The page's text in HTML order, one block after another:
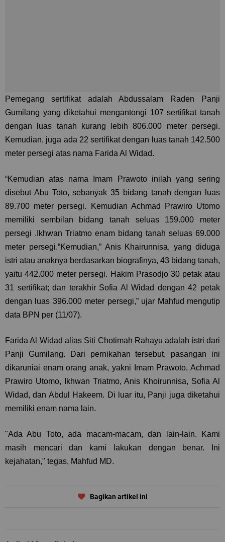
Pemegang sertifikat adalah Abdussalam Raden Panji
Gumilang yang diketahui mengantongi 107 sertifikat tanah
dengan luas tanah kurang lebih 806.000 meter persegi.
Kemudian, juga ada 22 sertifikat dengan luas tanah 142.500
meter persegi atas nama Farida Al Widad.
“Kemudian atas nama Imam Prawoto inilah yang sering
disebut Abu Toto, sebanyak 35 bidang tanah dengan luas
89.700 meter persegi. Kemudian Achmad Prawiro Utomo
memiliki sembilan bidang tanah seluas 159.000 meter
persegi .Ikhwan Triatmo enam bidang tanah seluas 69.000
meter persegi.“Kemudian,” Anis Khairunnisa, yang diduga
istri atau anaknya berdasarkan biografinya, 43 bidang tanah,
yaitu 442.000 meter persegi. Hakim Prasodjo 30 petak atau
31 sertifikat; dan terakhir Sofia Al Widad dengan 42 petak
dengan luas 396.000 meter persegi,” ujar Mahfud mengutip
data BPN per (11/07).
Farida Al Widad alias Siti Chotimah Rahayu adalah istri dari
Panji Gumilang. Dari pernikahan tersebut, pasangan ini
dikaruniai enam orang anak, yakni Imam Prawoto, Achmad
Prawiro Utomo, Ikhwan Triatmo, Anis Khoirunnisa, Sofia Al
Widad, dan Abdul Hakeem. Di luar itu, Panji juga diketahui
memiliki enam nama lain.
"Ada Abu Toto, ada macam-macam, dan lain-lain. Kami
masih mencari dan kami lakukan dengan benar. Ini
kejahatan," tegas, Mahfud MD.
Bagikan artikel ini